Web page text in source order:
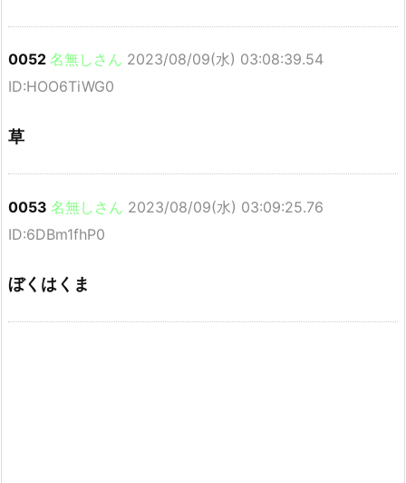
0052 名無しさん 2023/08/09(水) 03:08:39.54
ID:HOO6TiWG0
草
0053 名無しさん 2023/08/09(水) 03:09:25.76
ID:6DBm1fhP0
ぼくはくま